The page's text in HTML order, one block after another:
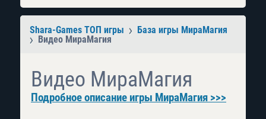
Shara-Games ТОП игры
База игры МираМагия
Видео МираМагия
Видео МираМагия
Подробное описание игры МираМагия >>>